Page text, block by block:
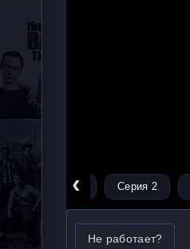
‹
Серия 1 Серия 2
Не работает?